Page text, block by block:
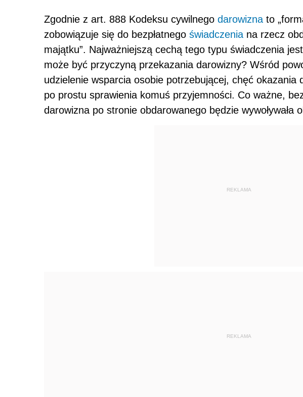
Zgodnie z art. 888 Kodeksu cywilnego darowizna to
zobowiązuje się do bezpłatnego świadczenia na rzecz
majątku”. Najważniejszą cechą tego typu świadczenia
może być przyczyną przekazania darowizny? Wśród
udzielenie wsparcia osobie potrzebującej, chęć okazania
po prostu sprawienia komuś przyjemności. Co ważne,
darowizna po stronie obdarowanego będzie wywoływała
REKLAMA
REKLAMA